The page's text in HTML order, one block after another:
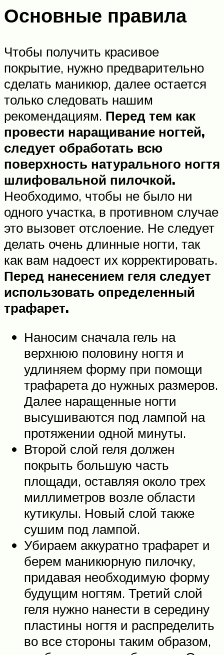
Основные правила
Чтобы получить красивое
покрытие, нужно предварительно
сделать маникюр, далее остается
только следовать нашим
рекомендациям. Перед тем как
провести наращивание ногтей,
следует обработать всю
поверхность натурального ногтя
шлифовальной пилочкой.
Необходимо, чтобы не было ни
одного участка, в противном случае
это вызовет отслоение. Не следует
делать очень длинные ногти, так
как вам надоест их корректировать.
Перед нанесением геля следует
использовать определенный
трафарет.
Наносим сначала гель на
верхнюю половину ногтя и
удлиняем форму при помощи
трафарета до нужных размеров.
Далее наращенные ногти
высушиваются под лампой на
протяжении одной минуты.
Второй слой геля должен
покрыть большую часть
площади, оставляя около трех
миллиметров возле области
кутикулы. Новый слой также
сушим под лампой.
Убираем аккуратно трафарет и
берем маникюрную пилочку,
придавая необходимую форму
будущим ногтям. Третий слой
геля нужно нанести в середину
пластины ногтя и распределить
во все стороны таким образом,